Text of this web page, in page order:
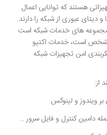
هستند که توانایی اعمال
عبوری از شبکه را دارند.
مجموعه های خدمات شبکه است
است، خدمات اکتیو
امن تجهیزات شبکه
از:
ویندوز و لینوکس
دامین کنترل و فایل سرور …